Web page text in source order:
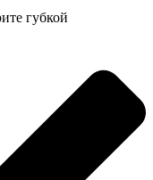
губкой